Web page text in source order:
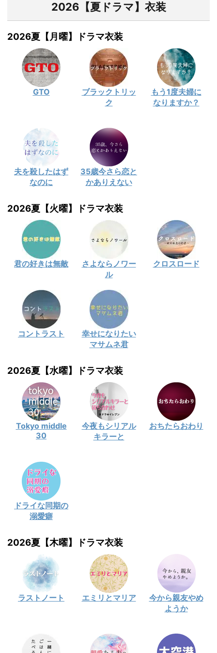
2026【夏ドラマ】衣装
2026夏【月曜】ドラマ衣装
GTO
ブラックトリッ
ク
もう1度夫婦に
なりますか？
夫を殺したはず
なのに
35歳今さら恋と
かありえない
2026夏【火曜】ドラマ衣装
君の好きは無敵
さよならノワー
ル
クロスロード
コントラスト
幸せになりたい
マサムネ君
2026夏【水曜】ドラマ衣装
Tokyo middle
30
今夜もシリアル
キラーと
おちたらおわり
ドライな同期の
溺愛癖
2026夏【木曜】ドラマ衣装
ラストノート エミリとマリア
今から親友やめ
ようか